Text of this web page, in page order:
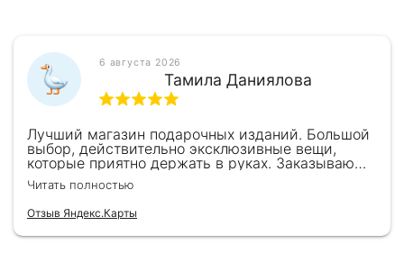
6 августа 2026
Тамила Даниялова
Лучший магазин подарочных изданий. Большой
выбор, действительно эксклюзивные вещи,
которые приятно держать в руках. Заказываю
здесь уже второй раз для бизнес-партнеров,
всегда всё безупречно — от общения с
консультантами до качества самих книг.
Однозначно рекомендую
Читать полностью
Отзыв Яндекс.Карты